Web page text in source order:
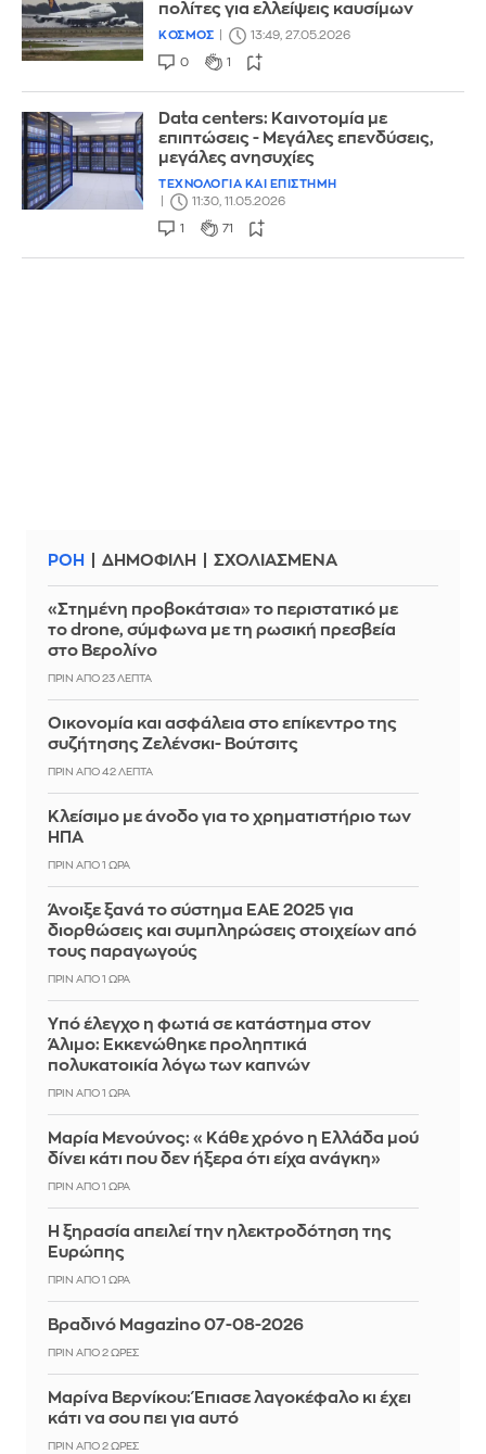
πολίτες για ελλείψεις καυσίμων
ΚΟΣΜΟΣ 13:49, 27.05.2026
0 1
Data centers: Καινοτομία με
επιπτώσεις - Μεγάλες επενδύσεις,
μεγάλες ανησυχίες
ΤΕΧΝΟΛΟΓΙΑ ΚΑΙ ΕΠΙΣΤΗΜΗ
11:30, 11.05.2026
1 71
ΡΟΗ ΔΗΜΟΦΙΛΗ ΣΧΟΛΙΑΣΜΕΝΑ
«Στημένη προβοκάτσια» το περιστατικό με
το drone, σύμφωνα με τη ρωσική πρεσβεία
στο Βερολίνο
ΠΡΙΝ ΑΠΌ 23 ΛΕΠΤΆ
Οικονομία και ασφάλεια στο επίκεντρο της
συζήτησης Ζελένσκι- Βούτσιτς
ΠΡΙΝ ΑΠΌ 42 ΛΕΠΤΆ
Κλείσιμο με άνοδο για το χρηματιστήριο των
ΗΠΑ
ΠΡΙΝ ΑΠΌ 1 ΏΡΑ
Άνοιξε ξανά το σύστημα ΕΑΕ 2025 για
διορθώσεις και συμπληρώσεις στοιχείων από
τους παραγωγούς
ΠΡΙΝ ΑΠΌ 1 ΏΡΑ
Yπό έλεγχο η φωτιά σε κατάστημα στον
Άλιμο: Εκκενώθηκε προληπτικά
πολυκατοικία λόγω των καπνών
ΠΡΙΝ ΑΠΌ 1 ΏΡΑ
Μαρία Μενούνος: «Κάθε χρόνο η Ελλάδα μού
δίνει κάτι που δεν ήξερα ότι είχα ανάγκη»
ΠΡΙΝ ΑΠΌ 1 ΏΡΑ
Η ξηρασία απειλεί την ηλεκτροδότηση της
Ευρώπης
ΠΡΙΝ ΑΠΌ 1 ΏΡΑ
Βραδινό Magazino 07-08-2026
ΠΡΙΝ ΑΠΌ 2 ΏΡΕΣ
Μαρίνα Βερνίκου: Έπιασε λαγοκέφαλο κι έχει
κάτι να σου πει για αυτό
ΠΡΙΝ ΑΠΌ 2 ΏΡΕΣ